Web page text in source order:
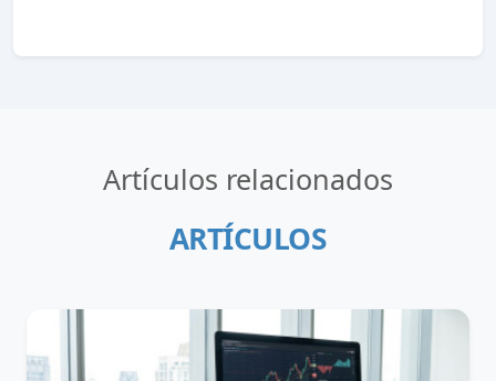
Artículos relacionados
ARTÍCULOS